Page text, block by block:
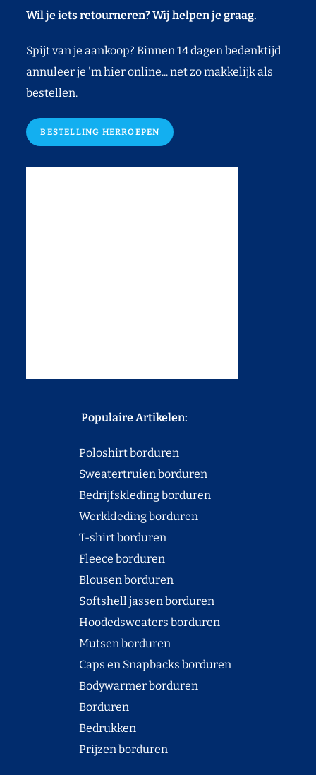
Wil je iets retourneren? Wij helpen je graag.
Spijt van je aankoop? Binnen 14 dagen bedenktijd
annuleer je 'm hier online... net zo makkelijk als
bestellen.
BESTELLING HERROEPEN
Populaire Artikelen:
Poloshirt borduren
Sweatertruien borduren
Bedrijfskleding borduren
Werkkleding borduren
T-shirt borduren
Fleece borduren
Blousen borduren
Softshell jassen borduren
Hoodedsweaters borduren
Mutsen borduren
Caps en Snapbacks borduren
Bodywarmer borduren
Borduren
Bedrukken
Prijzen borduren